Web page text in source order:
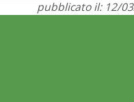
pubblicato il: 12/